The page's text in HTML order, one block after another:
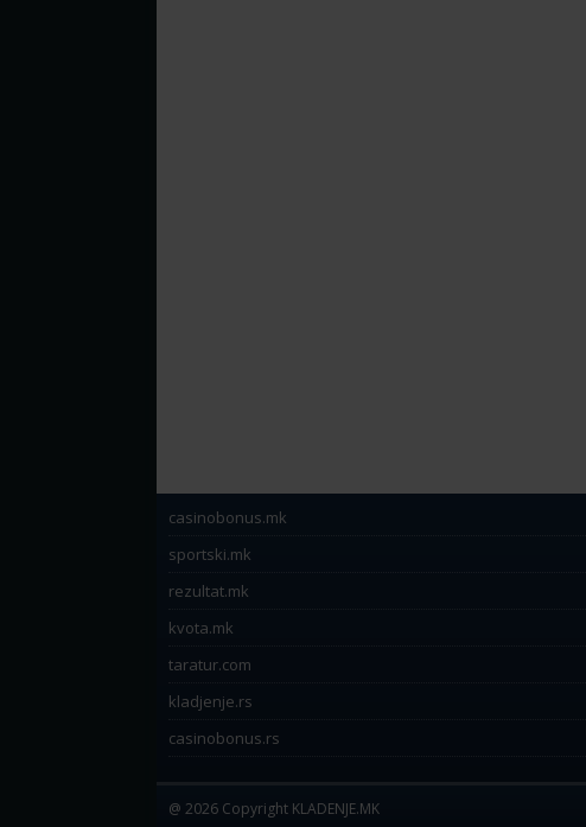
casinobonus.mk
sportski.mk
rezultat.mk
kvota.mk
taratur.com
kladjenje.rs
casinobonus.rs
@ 2026 Copyright KLADENJE.MK